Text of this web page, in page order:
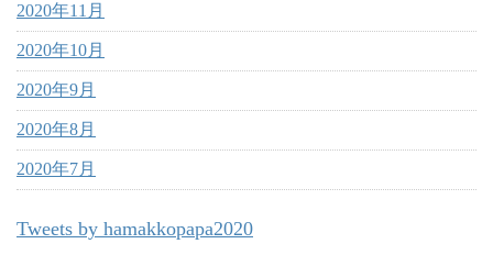
2020年11月
2020年10月
2020年9月
2020年8月
2020年7月
Tweets by hamakkopapa2020